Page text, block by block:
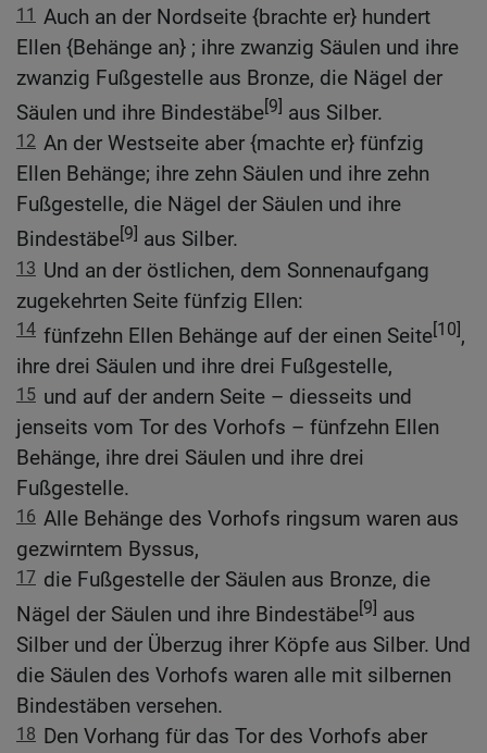
11 Auch an der Nordseite {brachte er} hundert
Ellen {Behänge an} ; ihre zwanzig Säulen und ihre
zwanzig Fußgestelle aus Bronze, die Nägel der
Säulen und ihre Bindestäbe[9] aus Silber.
12 An der Westseite aber {machte er} fünfzig
Ellen Behänge; ihre zehn Säulen und ihre zehn
Fußgestelle, die Nägel der Säulen und ihre
Bindestäbe[9] aus Silber.
13 Und an der östlichen, dem Sonnenaufgang
zugekehrten Seite fünfzig Ellen:
14 fünfzehn Ellen Behänge auf der einen Seite[10],
ihre drei Säulen und ihre drei Fußgestelle,
15 und auf der andern Seite – diesseits und
jenseits vom Tor des Vorhofs – fünfzehn Ellen
Behänge, ihre drei Säulen und ihre drei
Fußgestelle.
16 Alle Behänge des Vorhofs ringsum waren aus
gezwirntem Byssus,
17 die Fußgestelle der Säulen aus Bronze, die
Nägel der Säulen und ihre Bindestäbe[9] aus
Silber und der Überzug ihrer Köpfe aus Silber. Und
die Säulen des Vorhofs waren alle mit silbernen
Bindestäben versehen.
18 Den Vorhang für das Tor des Vorhofs aber